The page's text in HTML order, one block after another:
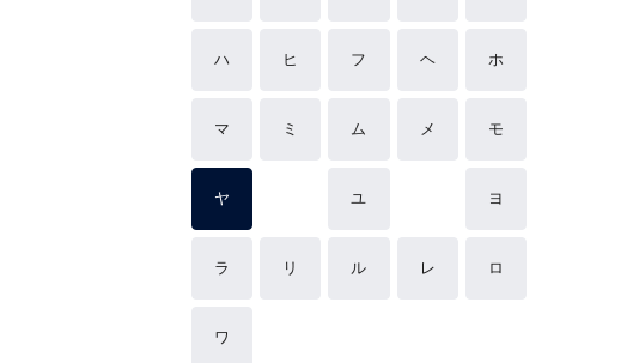
ハ ヒ フ ヘ ホ
マ ミ ム メ モ
ヤ ユ ヨ
ラ リ ル レ ロ
ワ